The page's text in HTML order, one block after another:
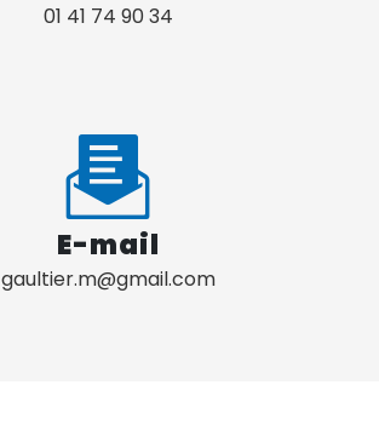
01 41 74 90 34
E-mail
gaultier.m@gmail.com